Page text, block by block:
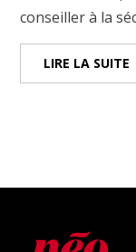
conseiller à la
LIRE LA SUITE